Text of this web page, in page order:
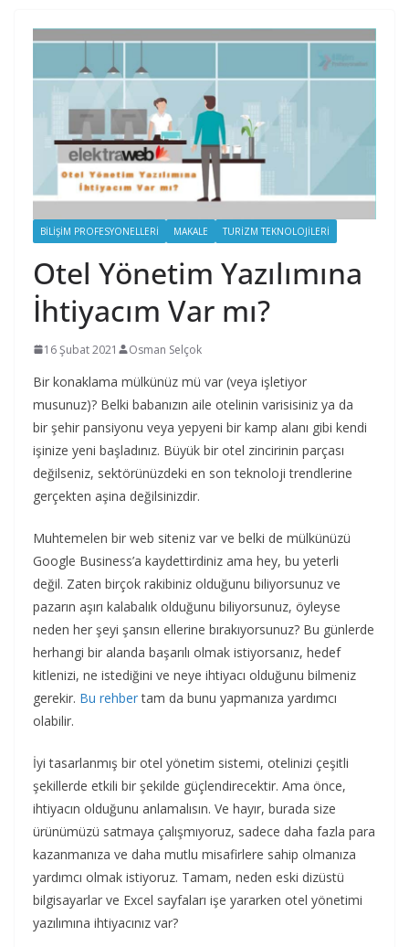
BILIŞIM PROFESYONELLERI MAKALE TURIZM TEKNOLOJILERI
Otel Yönetim Yazılımına
İhtiyacım Var mı?
16 Şubat 2021 Osman Selçok
Bir konaklama mülkünüz mü var (veya işletiyor
musunuz)? Belki babanızın aile otelinin varisisiniz ya da
bir şehir pansiyonu veya yepyeni bir kamp alanı gibi kendi
işinize yeni başladınız. Büyük bir otel zincirinin parçası
değilseniz, sektörünüzdeki en son teknoloji trendlerine
gerçekten aşina değilsinizdir.
Muhtemelen bir web siteniz var ve belki de mülkünüzü
Google Business’a kaydettirdiniz ama hey, bu yeterli
değil. Zaten birçok rakibiniz olduğunu biliyorsunuz ve
pazarın aşırı kalabalık olduğunu biliyorsunuz, öyleyse
neden her şeyi şansın ellerine bırakıyorsunuz? Bu günlerde
herhangi bir alanda başarılı olmak istiyorsanız, hedef
kitlenizi, ne istediğini ve neye ihtiyacı olduğunu bilmeniz
gerekir. Bu rehbertam da bunu yapmanıza yardımcı
olabilir.
İyi tasarlanmış bir otel yönetim sistemi, otelinizi çeşitli
şekillerde etkili bir şekilde güçlendirecektir. Ama önce,
ihtiyacın olduğunu anlamalısın. Ve hayır, burada size
ürünümüzü satmaya çalışmıyoruz, sadece daha fazla para
kazanmanıza ve daha mutlu misafirlere sahip olmanıza
yardımcı olmak istiyoruz. Tamam, neden eski dizüstü
bilgisayarlar ve Excel sayfaları işe yararken otel yönetimi
yazılımına ihtiyacınız var?